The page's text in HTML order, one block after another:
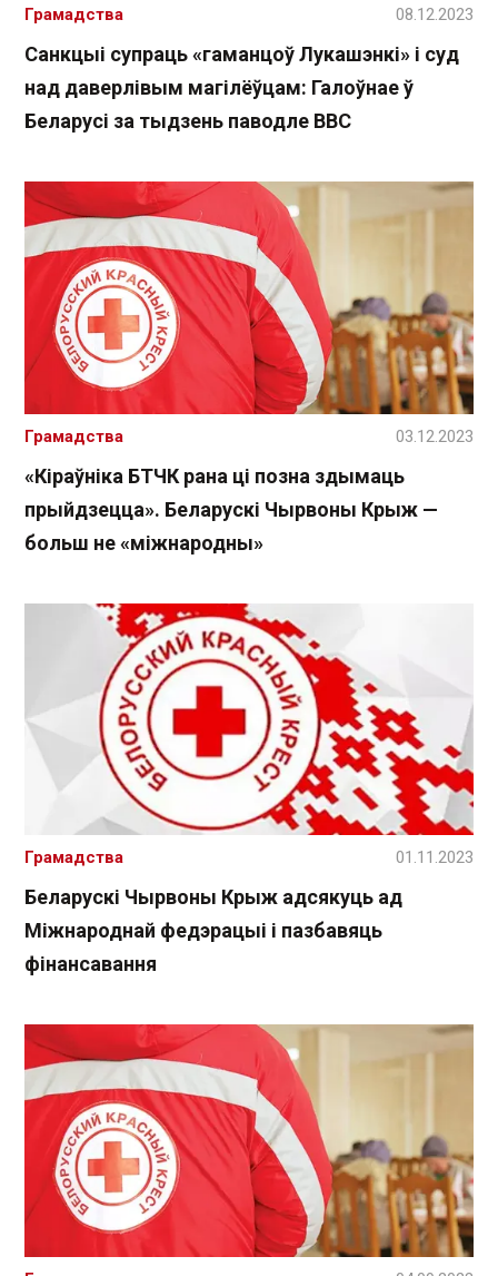
Санкцыі супраць «гаманцоў Лукашэнкі» і суд
над даверлівым магілёўцам: Галоўнае ў
Беларусі за тыдзень паводле ВВС
Грамадства 08.12.2023
«Кіраўніка БТЧК рана ці позна здымаць
прыйдзецца». Беларускі Чырвоны Крыж —
больш не «міжнародны»
Грамадства 03.12.2023
Беларускі Чырвоны Крыж адсякуць ад
Міжнароднай федэрацыі і пазбавяць
фінансавання
Грамадства 01.11.2023